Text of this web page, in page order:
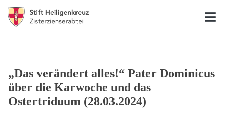
„Das verändert alles!“ Pater Dominicus
über die Karwoche und das
Ostertriduum (28.03.2024)